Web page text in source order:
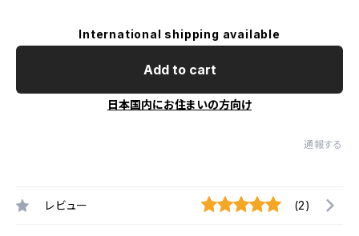
International shipping available
Add to cart
日本国内にお住まいの方向け
通報する
レビュー (2)